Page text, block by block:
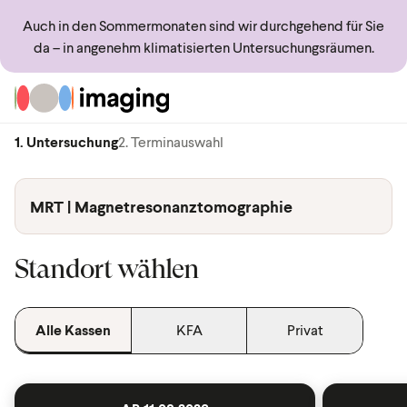
Auch in den Sommermonaten sind wir durchgehend für Sie
da – in angenehm klimatisierten Untersuchungsräumen.
Zur Startseite
1. Untersuchung2. Terminauswahl
MRT | Magnetresonanztomographie
Standort wählen
Alle Kassen KFA Privat